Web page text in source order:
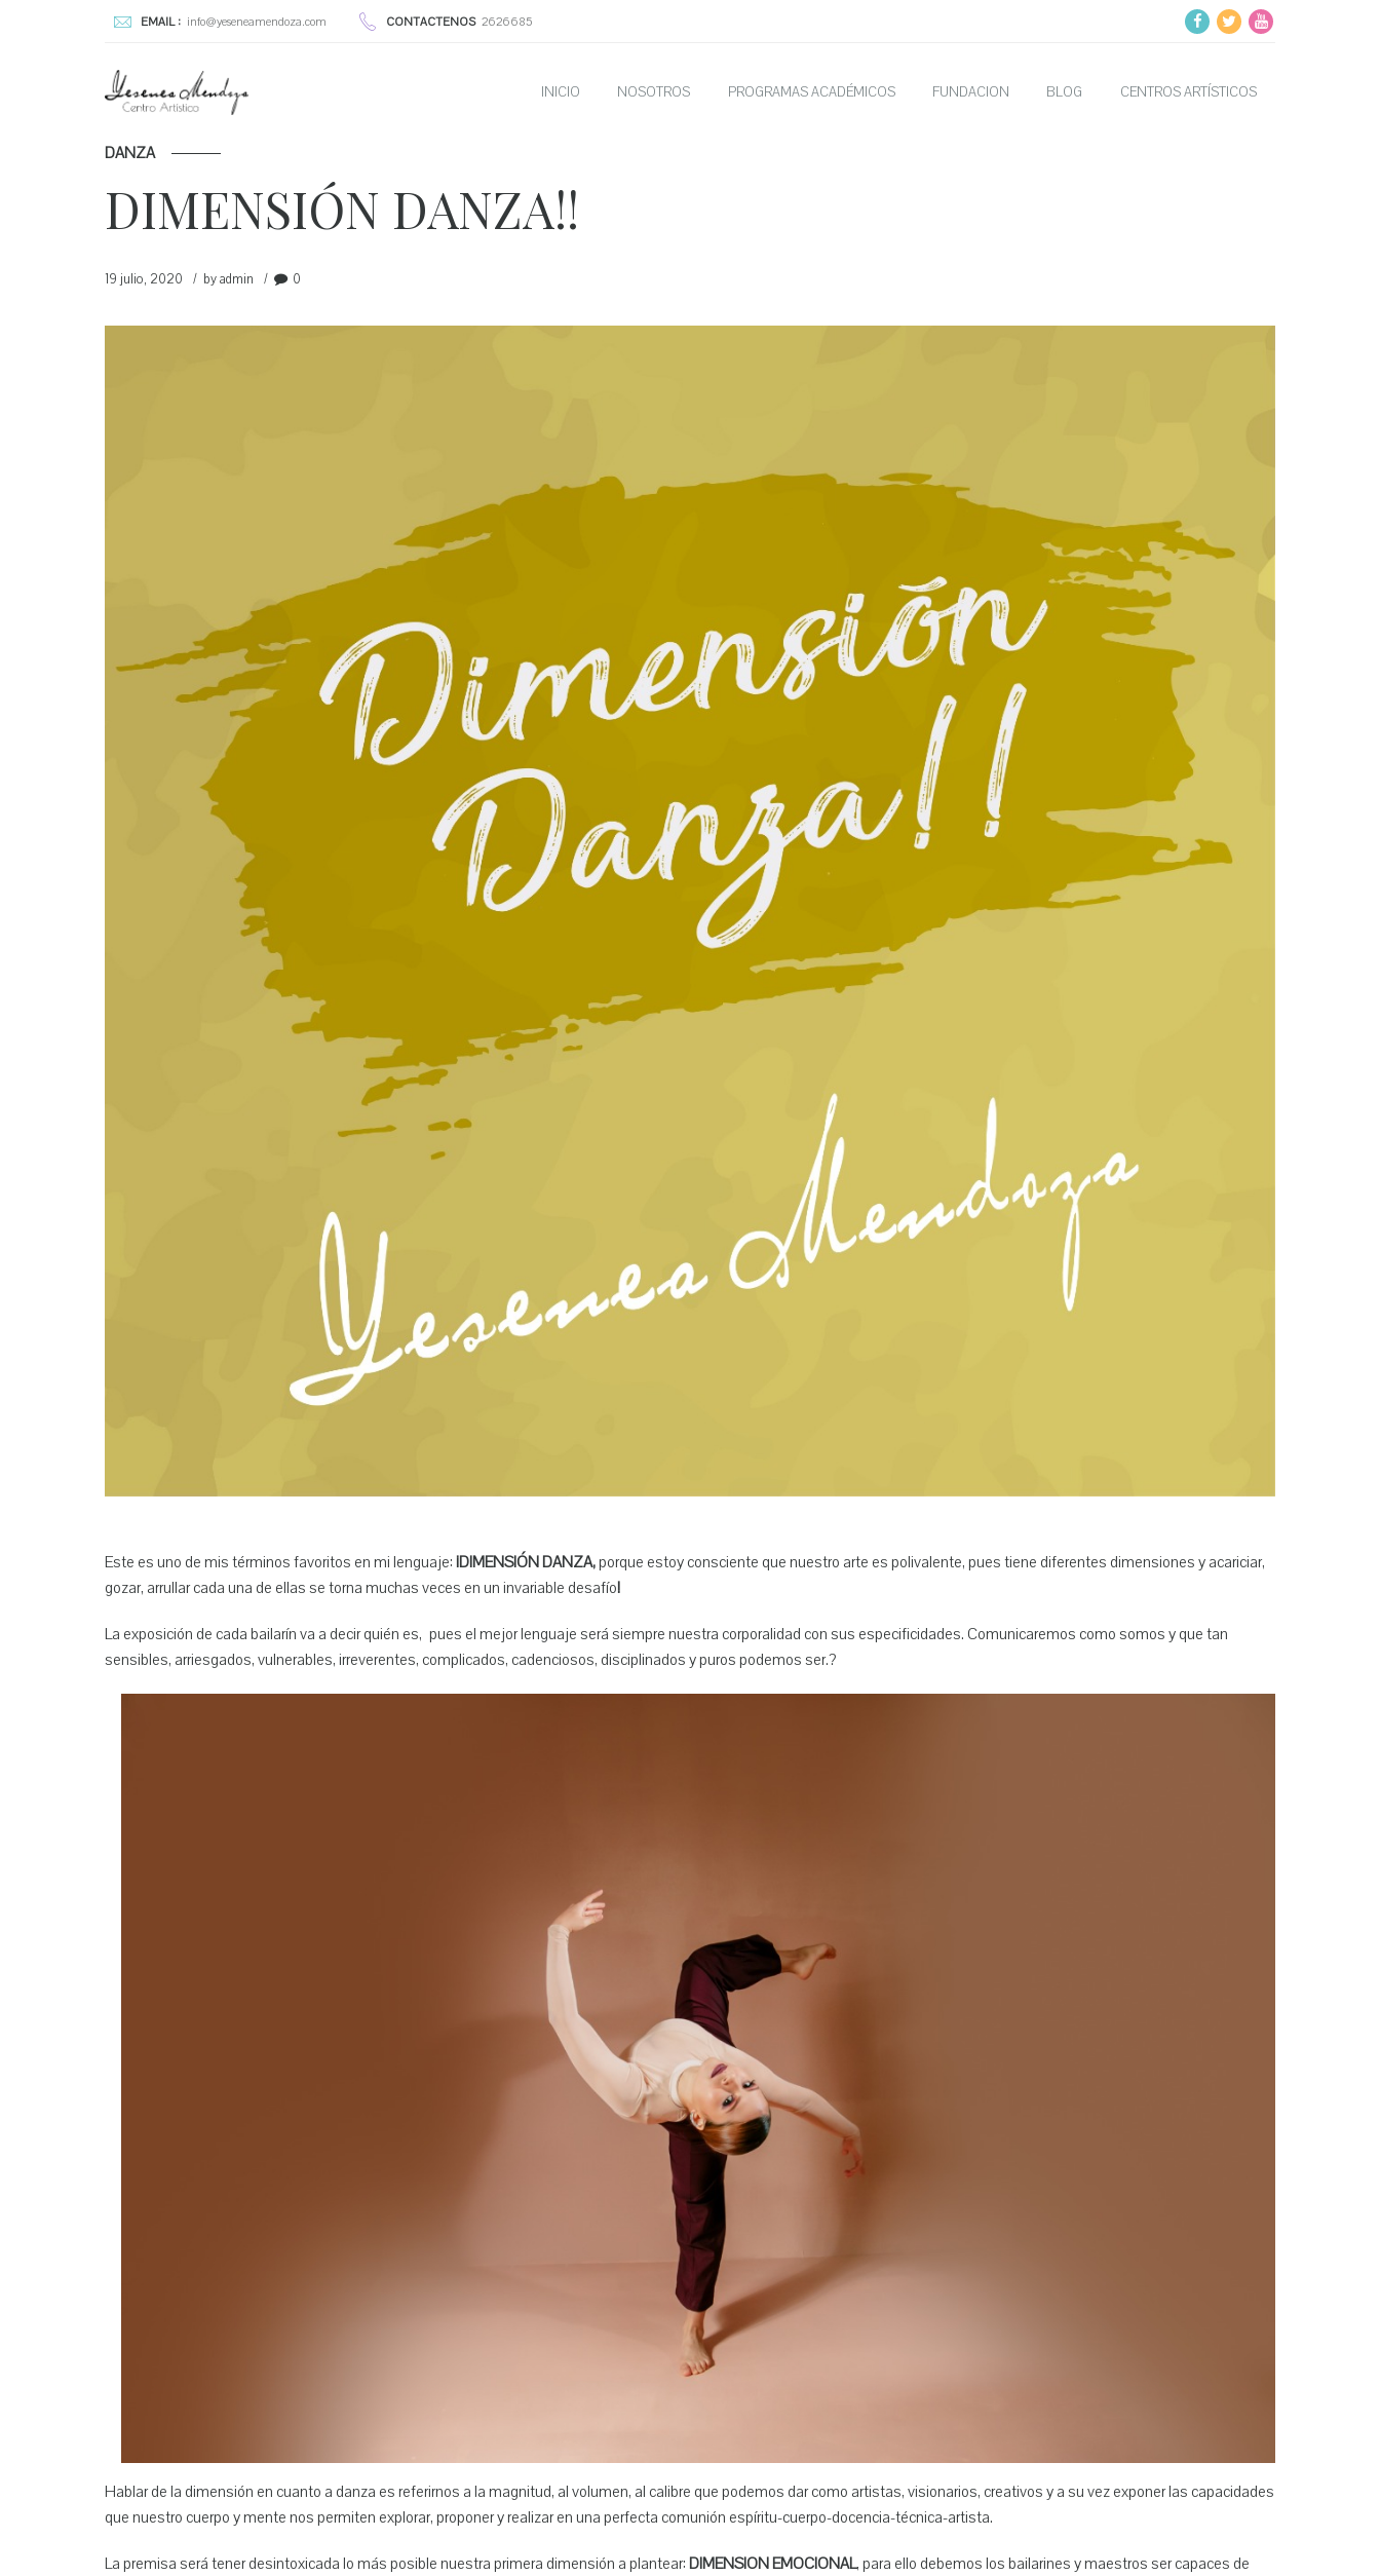
EMAIL : info@yeseneamendoza.com CONTACTENOS 2626685
INICIO NOSOTROS PROGRAMAS ACADÉMICOS FUNDACION BLOG CENTROS ARTÍSTICOS
DANZA
DIMENSIÓN DANZA!!
19 julio, 2020 by admin 0
Este es uno de mis términos favoritos en mi lenguaje: ¡DIMENSIÓN DANZA,porque estoy consciente que nuestro arte es polivalente, pues tiene diferentes dimensiones y acariciar,
gozar, arrullar cada una de ellas se torna muchas veces en un invariable desafío!
La exposición de cada bailarín va a decir quién es, pues el mejor lenguaje será siempre nuestra corporalidad con sus especificidades. Comunicaremos como somos y que tan
sensibles, arriesgados, vulnerables, irreverentes, complicados, cadenciosos, disciplinados y puros podemos ser.?
Hablar de la dimensión en cuanto a danza es referirnos a la magnitud, al volumen, al calibre que podemos dar como artistas, visionarios, creativos y a su vez exponer las capacidades
que nuestro cuerpo y mente nos permiten explorar, proponer y realizar en una perfecta comunión espíritu-cuerpo-docencia-técnica-artista.
La premisa será tener desintoxicada lo más posible nuestra primera dimensión a plantear: DIMENSION EMOCIONAL, para ello debemos los bailarines y maestros ser capaces de